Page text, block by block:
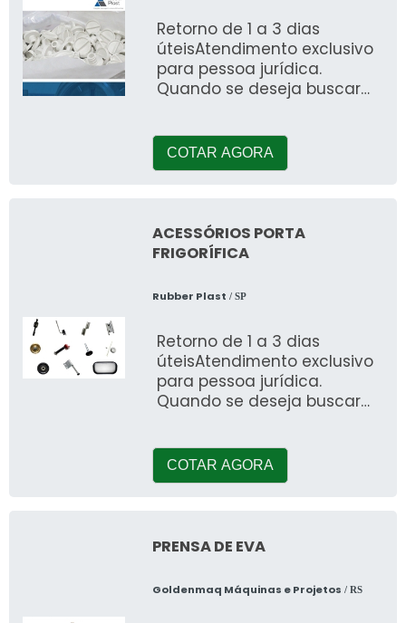
Retorno de 1 a 3 dias
úteisAtendimento exclusivo
para pessoa jurídica.
Quando se deseja buscar
COTAR AGORA
ACESSÓRIOS PORTA
FRIGORÍFICA
Rubber Plast / SP
Retorno de 1 a 3 dias
úteisAtendimento exclusivo
para pessoa jurídica.
Quando se deseja buscar
COTAR AGORA
PRENSA DE EVA
Goldenmaq Máquinas e Projetos / RS